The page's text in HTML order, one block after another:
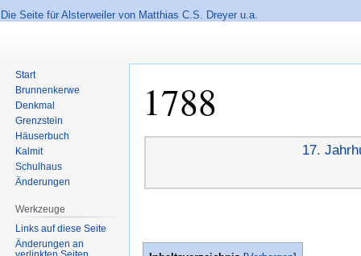
Die Seite für Alsterweiler von Matthias C.S. Dreyer u.a.
1788
17.
Start
Brunnenkerwe
Denkmal
Grenzstein
Häuserbuch
Kalmit
Schulhaus
Änderungen
Werkzeuge
Links auf diese Seite
Änderungen an